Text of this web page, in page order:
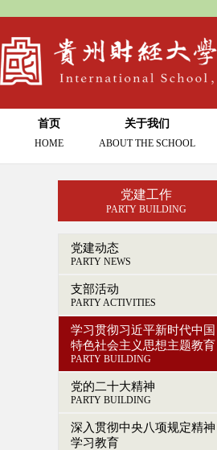
首页
HOME
关于我们
ABOUT THE SCHOOL
党建工作
PARTY BUILDING
党建动态
PARTY NEWS
支部活动
PARTY ACTIVITIES
学习贯彻习近平新时代中国
特色社会主义思想主题教育
PARTY BUILDING
党的二十大精神
PARTY BUILDING
深入贯彻中央八项规定精神
学习教育